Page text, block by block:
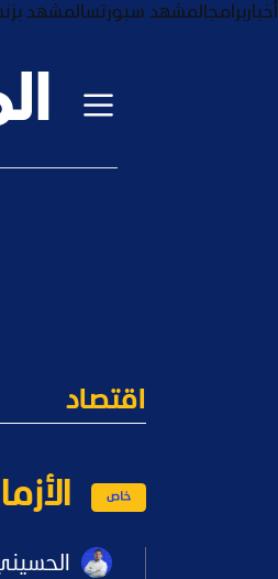
أخباربرامجالمشهد سبورتسالمشهد
اقتصاد